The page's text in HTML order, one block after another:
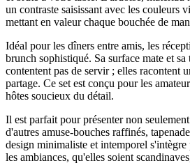
un contraste saisissant avec les couleurs
mettant en valeur chaque bouchée de
Idéal pour les dîners entre amis, les
brunch sophistiqué. Sa surface mate et
contentent pas de servir ; elles racontent
partage. Ce set est conçu pour les
hôtes soucieux du détail.
Il est parfait pour présenter non
d'autres amuse-bouches raffinés,
design minimaliste et intemporel s'intègre
les ambiances, qu'elles soient